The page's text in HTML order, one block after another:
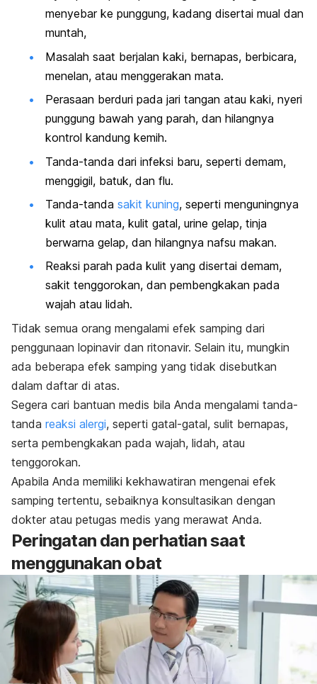
menyebar ke punggung, kadang disertai mual dan
muntah,
Masalah saat berjalan kaki, bernapas, berbicara,
menelan, atau menggerakan mata.
Perasaan berduri pada jari tangan atau kaki, nyeri
punggung bawah yang parah, dan hilangnya
kontrol kandung kemih.
Tanda-tanda dari infeksi baru, seperti demam,
menggigil, batuk, dan flu.
Tanda-tanda sakit kuning, seperti menguningnya
kulit atau mata, kulit gatal, urine gelap, tinja
berwarna gelap, dan hilangnya nafsu makan.
Reaksi parah pada kulit yang disertai demam,
sakit tenggorokan, dan pembengkakan pada
wajah atau lidah.
Tidak semua orang mengalami efek samping dari
penggunaan lopinavir dan ritonavir. Selain itu, mungkin
ada beberapa efek samping yang tidak disebutkan
dalam daftar di atas.
Segera cari bantuan medis bila Anda mengalami tanda-
tanda reaksi alergi, seperti gatal-gatal, sulit bernapas,
serta pembengkakan pada wajah, lidah, atau
tenggorokan.
Apabila Anda memiliki kekhawatiran mengenai efek
samping tertentu, sebaiknya konsultasikan dengan
dokter atau petugas medis yang merawat Anda.
Peringatan dan perhatian saat
menggunakan obat